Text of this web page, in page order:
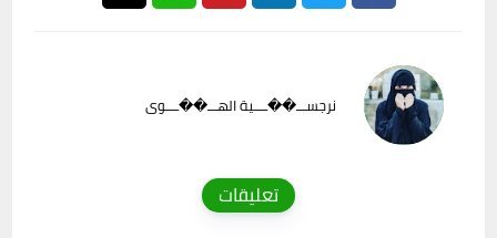
نرجســـ��ــــية الهـــ��ــــوى
تعليقات